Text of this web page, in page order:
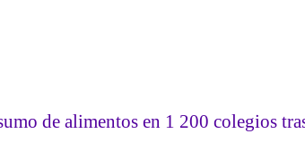
de alimentos en 1 200 colegios